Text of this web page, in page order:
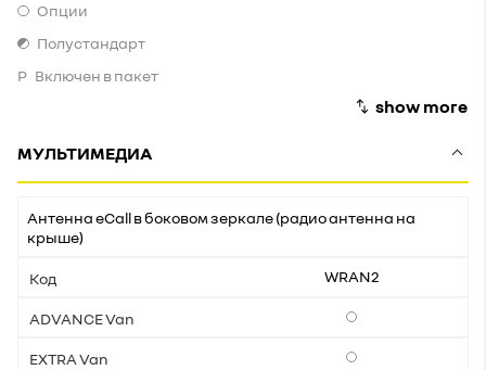
Опции
Опции
Полустандарт
Полустандарт
P Включен в пакет
МУЛЬТИМЕДИА
Антенна eCall в боковом зеркале (радио антенна на
крыше)
WRAN2
Опции
Опции